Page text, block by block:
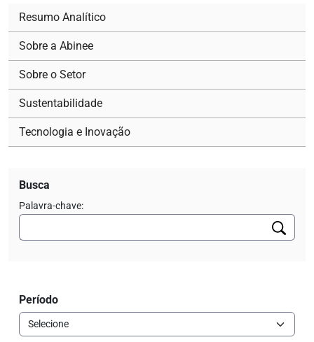
Resumo Analítico
Sobre a Abinee
Sobre o Setor
Sustentabilidade
Tecnologia e Inovação
Busca
Palavra-chave:
Período